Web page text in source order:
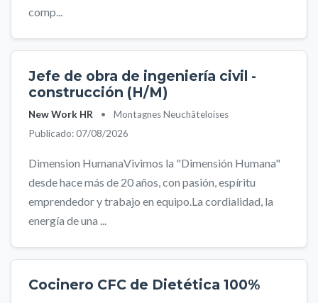
comp...
Jefe de obra de ingeniería civil -
construcción (H/M)
New Work HR •
Montagnes Neuchâteloises
Publicado: 07/08/2026
Dimension HumanaVivimos la "Dimensión Humana"
desde hace más de 20 años, con pasión, espíritu
emprendedor y trabajo en equipo.La cordialidad, la
energía de una ...
Cocinero CFC de Dietética 100%